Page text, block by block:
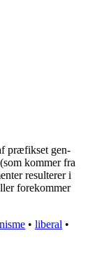
præfikset gen-
kommer fra
resulterer i
forekommer
• liberal •